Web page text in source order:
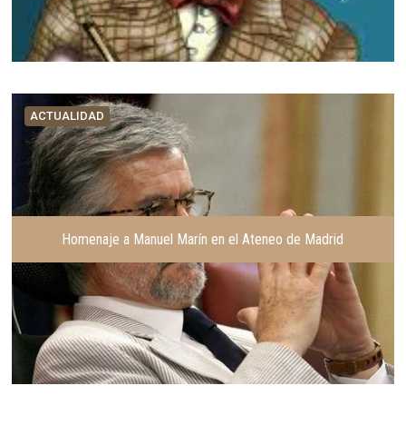
ACTUALIDAD
Homenaje a Manuel Marín en el Ateneo de Madrid